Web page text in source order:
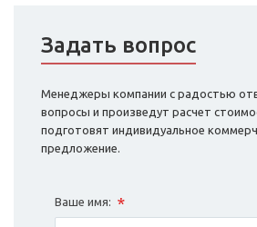
Задать вопрос
Менеджеры компании с радостью
вопросы и произведут расчет
подготовят индивидуальное
предложение.
Ваше имя: *